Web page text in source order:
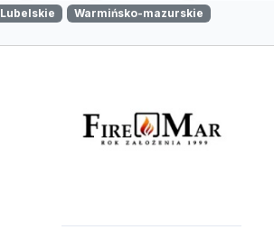
Lubelskie Warmińsko-mazurskie